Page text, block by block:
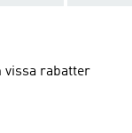
vissa rabatter